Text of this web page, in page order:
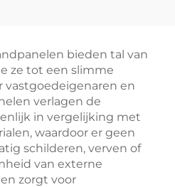
bieden tal van
ze tot een slimme
vastgoedeigenaren en
verlagen de
in vergelijking met
waardoor er geen
schilderen, verven of
van externe
zorgt voor